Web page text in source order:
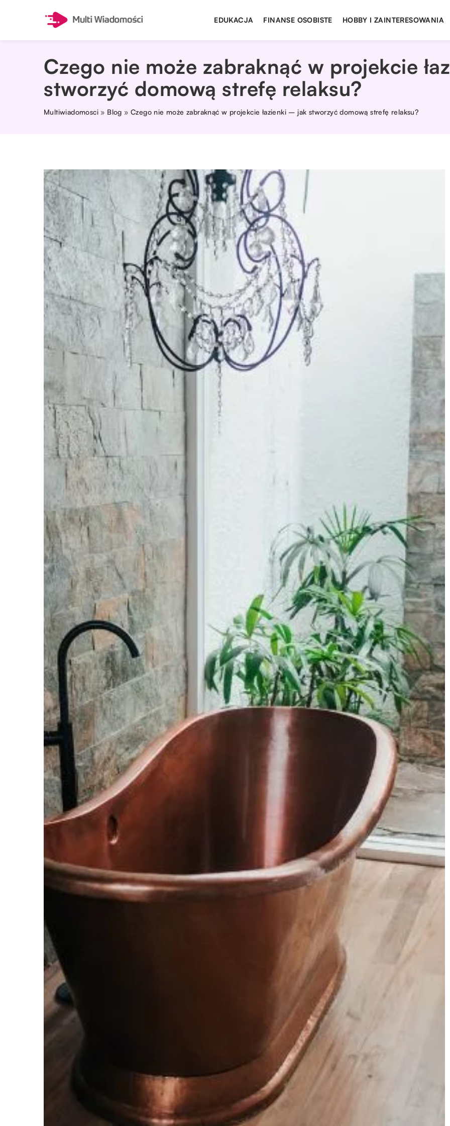
EDUKACJA FINANSE OSOBISTE HOBBY I ZAINTERESOWANIA
Czego nie może zabraknąć w projekcie
stworzyć domową strefę relaksu?
Multiwiadomosci » Blog »Czego nie może zabraknąć w projekcie łazienki – jak stworzyć domową strefę relaksu?